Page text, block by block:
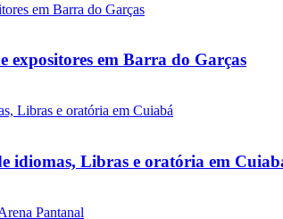
expositores em Barra do Garças
idiomas, Libras e oratória em